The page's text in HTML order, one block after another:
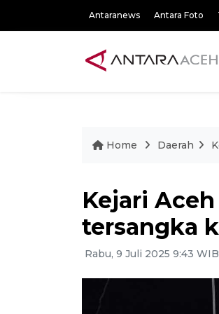
Antaranews Antara Foto
Home Daerah
Kejari
tersangka
Rabu, 9 Juli 2025 9:43 WIB